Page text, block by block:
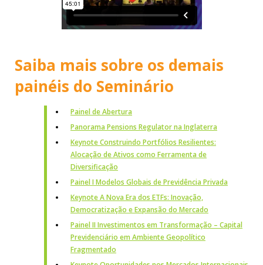
Saiba mais sobre os demais
painéis do Seminário
Painel de Abertura
Panorama Pensions Regulator na Inglaterra
Keynote Construindo Portfólios Resilientes:
Alocação de Ativos como Ferramenta de
Diversificação
Painel I Modelos Globais de Previdência Privada
Keynote A Nova Era dos ETFs: Inovação,
Democratização e Expansão do Mercado
Painel II Investimentos em Transformação – Capital
Previdenciário em Ambiente Geopolítico
Fragmentado